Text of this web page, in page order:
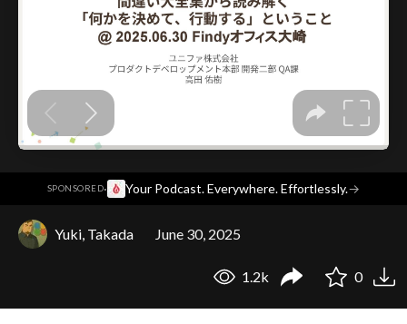
SPONSORED· Your Podcast. Everywhere. Effortlessly.→
Yuki, Takada June 30, 2025
1.2k 0